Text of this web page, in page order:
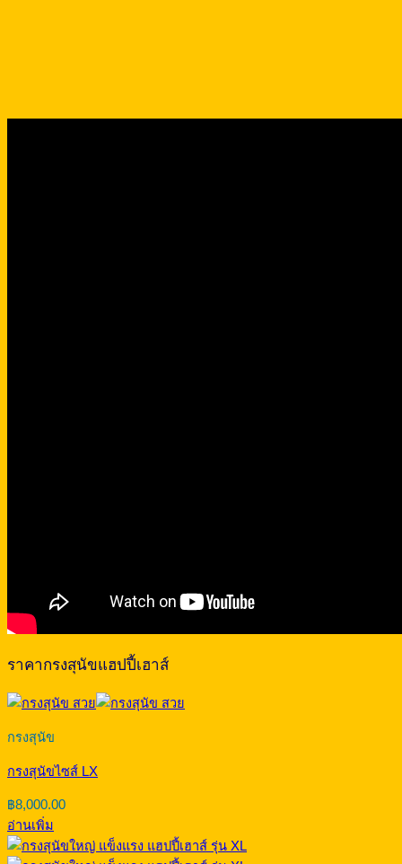
ราคากรงสุนัขแฮปปี้เฮาส์
กรงสุนัข
กรงสุนัขไซส์ LX
฿8,000.00
อ่านเพิ่ม